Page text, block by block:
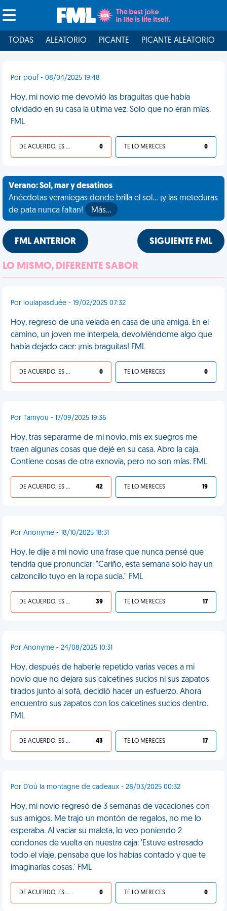
TODAS ALEATORIO PICANTE PICANTE ALEATORIO
Por pouf - 08/04/2025 19:48
Hoy, mi novio me devolvió las braguitas que había
olvidado en su casa la última vez. Solo que no eran mías.
FML
DE ACUERDO, ES UNA VIDA HP 0 TE LO MERECES 0
Verano: Sol, mar y desatinos
Anécdotas veraniegas donde brilla el sol... ¡y las meteduras
de pata nunca faltan!
Más…
FML ANTERIOR SIGUIENTE FML
LO MISMO, DIFERENTE SABOR
Por loulapasduée - 19/02/2025 07:32
Hoy, regreso de una velada en casa de una amiga. En el
camino, un joven me interpela, devolviéndome algo que
había dejado caer: ¡mis braguitas! FML
DE ACUERDO, ES UNA VIDA HP 0 TE LO MERECES 0
Por Tamyou - 17/09/2025 19:36
Hoy, tras separarme de mi novio, mis ex suegros me
traen algunas cosas que dejé en su casa. Abro la caja.
Contiene cosas de otra exnovia, pero no son mías. FML
DE ACUERDO, ES UNA VIDA HP 42 TE LO MERECES 19
Por Anonyme - 18/10/2025 18:31
Hoy, le dije a mi novio una frase que nunca pensé que
tendría que pronunciar: "Cariño, esta semana solo hay un
calzoncillo tuyo en la ropa sucia." FML
DE ACUERDO, ES UNA VIDA HP 39 TE LO MERECES 17
Por Anonyme - 24/08/2025 10:31
Hoy, después de haberle repetido varias veces a mi
novio que no dejara sus calcetines sucios ni sus zapatos
tirados junto al sofá, decidió hacer un esfuerzo. Ahora
encuentro sus zapatos con los calcetines sucios dentro.
FML
DE ACUERDO, ES UNA VIDA HP 43 TE LO MERECES 17
Por D'où la montagne de cadeaux - 28/03/2025 00:32
Hoy, mi novio regresó de 3 semanas de vacaciones con
sus amigos. Me trajo un montón de regalos, no me lo
esperaba. Al vaciar su maleta, lo veo poniendo 2
condones de vuelta en nuestra caja: 'Estuve estresado
todo el viaje, pensaba que los habías contado y que te
imaginarías cosas.' FML
DE ACUERDO, ES UNA VIDA HP 0 TE LO MERECES 0